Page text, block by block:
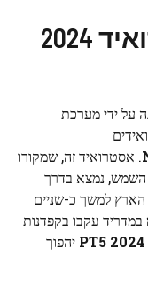
ירח שני זמני – אסטרואיד 2024
על ידי מערכת
. אסטרואיד זה, שמקורו
נמצא בדרך
הארץ למשך כ-שניים
במדריד עקבו בקפדנות
2024 PT5
יהפוך